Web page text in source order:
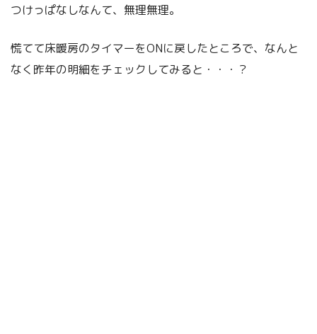
つけっぱなしなんて、無理無理。
慌てて床暖房のタイマーをONに戻したところで、なんと
なく昨年の明細をチェックしてみると・・・？